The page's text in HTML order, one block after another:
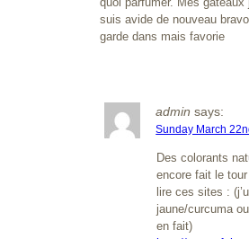
suis avide de nouveau
garde dans mais favorie
admin says:
Sunday March
Des colorants
encore fait le
lire ces sites :
jaune/curcuma
en fait)